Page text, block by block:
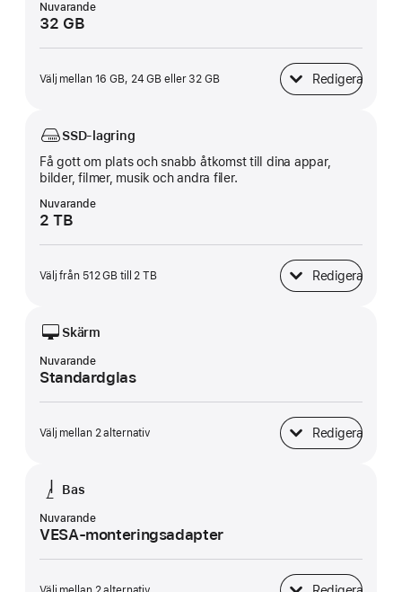
Nuvarande
32 GB
Välj mellan 16 GB, 24 GB eller 32 GB Redigera
Enhetligt minne
SSD-lagring
Få gott om plats och snabb åtkomst till dina appar,
bilder, filmer, musik och andra filer.
Nuvarande
2 TB
Välj från 512 GB till 2 TB Redigera
SSD-lagring
Skärm
Nuvarande
Standardglas
Välj mellan 2 alternativ Redigera
Skärm
Bas
Nuvarande
VESA-monteringsadapter